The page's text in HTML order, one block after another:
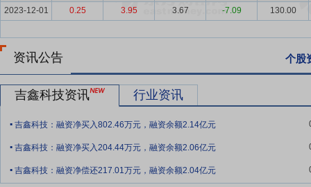
特新中小企业，达标通过铸造企业规范条件，知识产权优势企业，省
内，管理层通过挖掘内部潜力、提升运营效率，在质量（Quality）
异化竞争优势。
要点10：进军核电
核电是我国重点鼓励发展的新能源，随着《核电
设备达到80%，其中核电废料罐可以使用的材质包括厚大断面球墨铸
来公司重点开拓的市场领域。公司将依托球墨铸铁材料研究平台，将
要点11： 拟至少5000万元回购股份
2018年11月7日公告,公司拟斥
回购的股份将用于公司对员工的股权激励或者员工持股计划,如未能在
2023-12-01
0.25 3.95 3.67 -7.09 130.00
资讯公告 个股
吉鑫科技资讯 行业资讯
. 吉鑫科技：融资净买入802.46万元，融资余额2.14亿元
. 吉鑫科技：融资净买入204.44万元，融资余额2.06亿元
. 吉鑫科技：融资净偿还217.01万元，融资余额2.04亿元